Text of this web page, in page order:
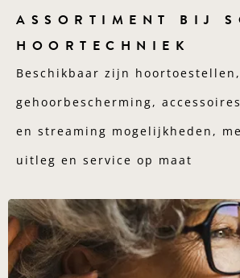
ASSORTIMENT BIJ
HOORTECHNIEK
Beschikbaar zijn hoortoestellen,
gehoorbescherming,
en streaming mogelijkheden,
uitleg en service op maat